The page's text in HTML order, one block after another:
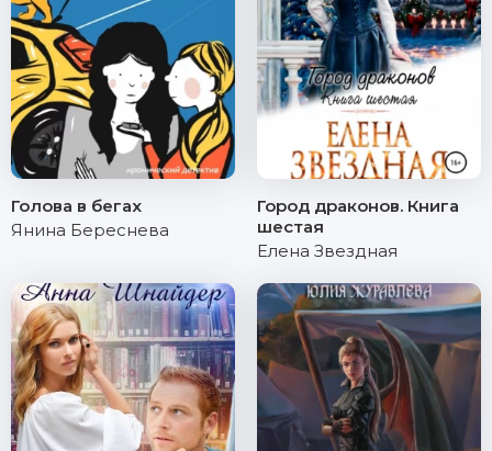
Голова в бегах
Янина Береснева
Город драконов. Книга
шестая
Елена Звездная